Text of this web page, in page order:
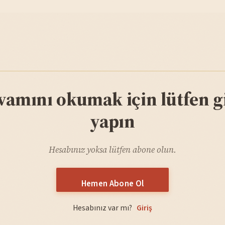
okumak için lütfen
yapın
Hesabınız yoksa lütfen abone olun.
Hemen Abone Ol
Hesabınız var mı? Giriş